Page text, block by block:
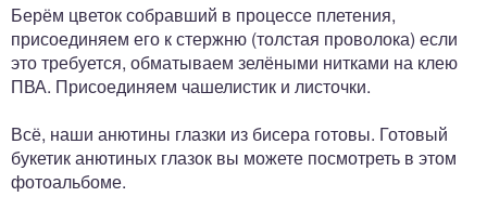
Берём цветок собравший в процессе плетения,
присоединяем его к стержню (толстая проволока) если
это требуется, обматываем зелёными нитками на клею
ПВА. Присоединяем чашелистик и листочки.
Всё, наши анютины глазки из бисера готовы. Готовый
букетик анютиных глазок вы можете посмотреть в этом
фотоальбоме.